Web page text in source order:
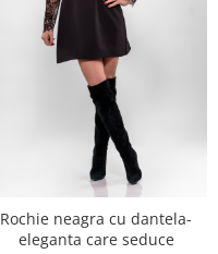
Rochie neagra cu dantela-
eleganta care seduce